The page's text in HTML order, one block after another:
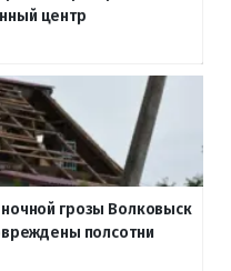
центр
грозы Волковыск
полсотни